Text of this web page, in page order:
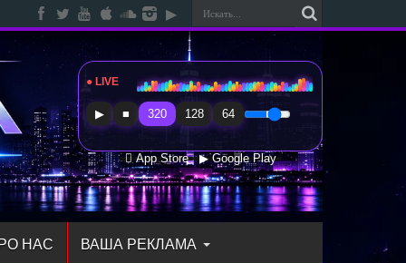
● LIVE Radio Sfera Music
▶ ■ 320 128 64
 App Store ▶ Google Play
НАС ВАША РЕКЛАМА